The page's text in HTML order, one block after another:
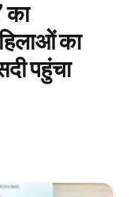
का
का
पहुंचा